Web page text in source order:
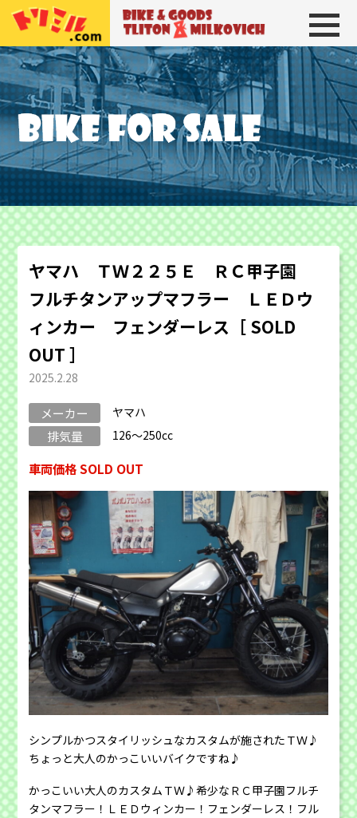
トリトン＆ミルコビッチ BIKE＆
ヤマハ ＴＷ２２５Ｅ ＲＣ甲子園
フルチタンアップマフラー ＬＥＤウ
ィンカー フェンダーレス［ SOLD
OUT ］
2025.2.28
メーカー ヤマハ
排気量 126～250cc
車両価格 SOLD OUT
シンプルかつスタイリッシュなカスタムが施されたＴＷ♪
ちょっと大人のかっこいいバイクですね♪
かっこいい大人のカスタムＴＷ♪希少なＲＣ甲子園フルチ
タンマフラー！ＬＥＤウィンカー！フェンダーレス！フル